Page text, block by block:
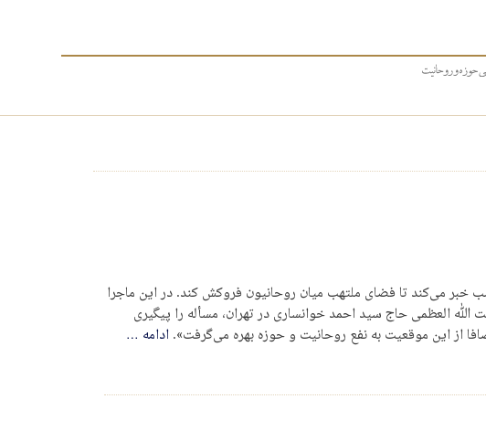
خبر می‌کند تا فضای ملتهب میان روحانیون فروکش کند. در این ماجرا
العظمی حاج سید احمد خوانساری در تهران، مسأله را پیگیری
از این موقعیت به نفع روحانیت و حوزه بهره می‌گرفت».ادامه …